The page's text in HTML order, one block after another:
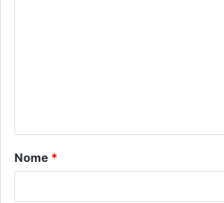
á
r
Nome *